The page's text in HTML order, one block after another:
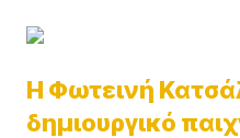
H Φωτεινή
δημιουργικό